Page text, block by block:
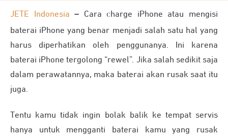
JETE Indonesia – Cara charge iPhone atau mengisi
baterai iPhone yang benar menjadi salah satu hal yang
harus diperhatikan oleh penggunanya. Ini karena
baterai iPhone tergolong “rewel”. Jika salah sedikit saja
dalam perawatannya, maka baterai akan rusak saat itu
juga.
Tentu kamu tidak ingin bolak balik ke tempat servis
hanya untuk mengganti baterai kamu yang rusak